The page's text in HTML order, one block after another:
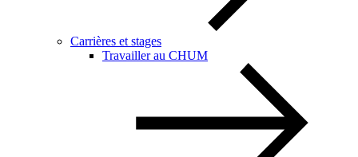
Carrières et stages
Travailler au CHUM